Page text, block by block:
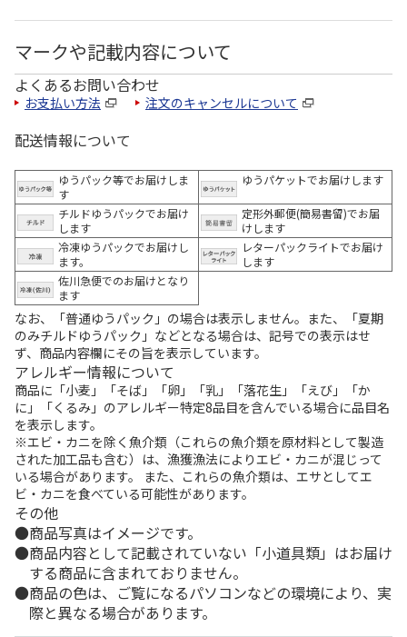
マークや記載内容について
よくあるお問い合わせ
お支払い方法 注文のキャンセルについて
配送情報について
ゆうパック等でお届けしま
す
ゆうパケットでお届けします
チルドゆうパックでお届け
します
定形外郵便(簡易書留)でお届
けします
冷凍ゆうパックでお届けし
ます。
レターパックライトでお届け
します
佐川急便でのお届けとなり
ます
なお、「普通ゆうパック」の場合は表示しません。また、「夏期
のみチルドゆうパック」などとなる場合は、記号での表示はせ
ず、商品内容欄にその旨を表示しています。
アレルギー情報について
商品に「小麦」「そば」「卵」「乳」「落花生」「えび」「か
に」「くるみ」のアレルギー特定8品目を含んでいる場合に品目名
を表示します。
※エビ・カニを除く魚介類（これらの魚介類を原材料として製造
された加工品も含む）は、漁獲漁法によりエビ・カニが混じって
いる場合があります。 また、これらの魚介類は、エサとしてエ
ビ・カニを食べている可能性があります。
その他
商品写真はイメージです。
商品内容として記載されていない「小道具類」はお届け
する商品に含まれておりません。
商品の色は、ご覧になるパソコンなどの環境により、実
際と異なる場合があります。